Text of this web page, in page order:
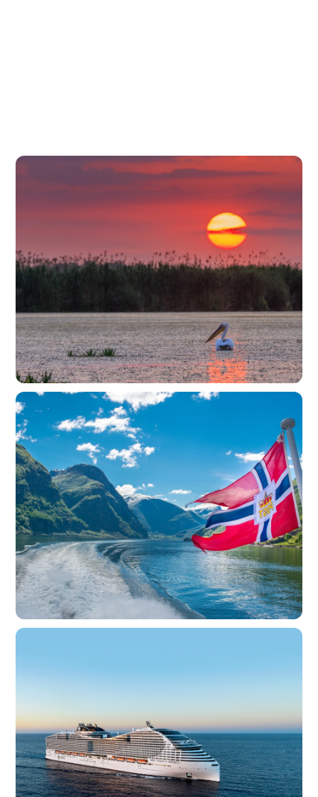
Circuit Delta Dunarii - Aventura
intre mare si natura salbatica pe
hotel plutitor
Romania • 4d
de la 695€/pers
CroazieraMic Dejun
Zbor Cazare
FamilieZbor CroazieraSold Out